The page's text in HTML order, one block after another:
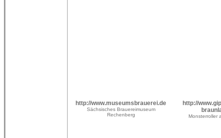
http://www.museumsbrauerei.de
Sächsisches Brauereimuseum
Rechenberg
http://
Monsterroller